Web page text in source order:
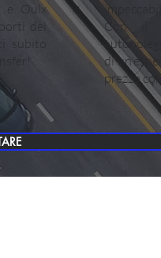
e Oulx
del
subito
Con il
di
prezzo